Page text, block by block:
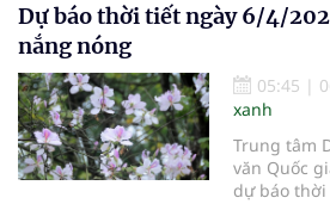
Dự báo thời tiết ngày 6/4/
nắng nóng
05:45 |
xanh
Trung tâm
văn Quốc
dự báo thời